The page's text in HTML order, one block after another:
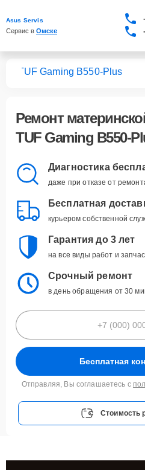
Asus Servis
Сервис в Омске
TUF Gaming B550-Plus
Ремонт
TUF Gaming B550-
Диагностика
даже при отказе от
Бесплатная
курьером собственной
Гарантия до 3 лет
на все виды работ и
Срочный ремонт
в день обращения от 30
Бесплатная
Отправляя, Вы соглашаетесь с
Стоимость